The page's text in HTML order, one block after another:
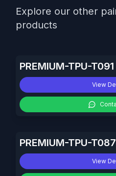
Explore our other
products
PREMIUM-TPU-T091
View
PREMIUM-TPU-T087
View